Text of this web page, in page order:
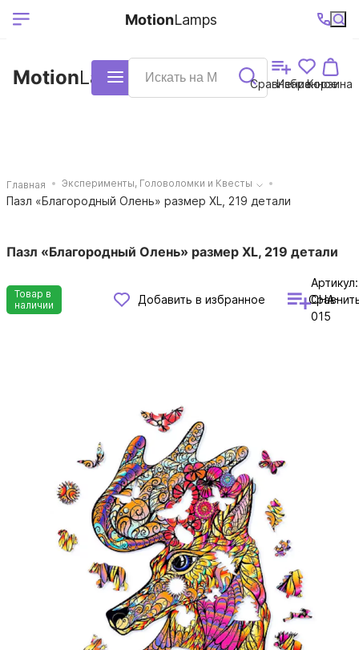
Ваш регион
Выберите ваш
+7 (495)740-
38-68
График
работы
MotionLamps Каталог Сравнение
Избранное
Корзина
MotionLamps
Главная Эксперименты, Головоломки и Квесты
Пазл «Благородный Олень» размер XL, 219 детали
Пазл «Благородный Олень» размер XL, 219 детали
Товар в
наличии
Добавить в избранное
Артикул:
CHA-
015